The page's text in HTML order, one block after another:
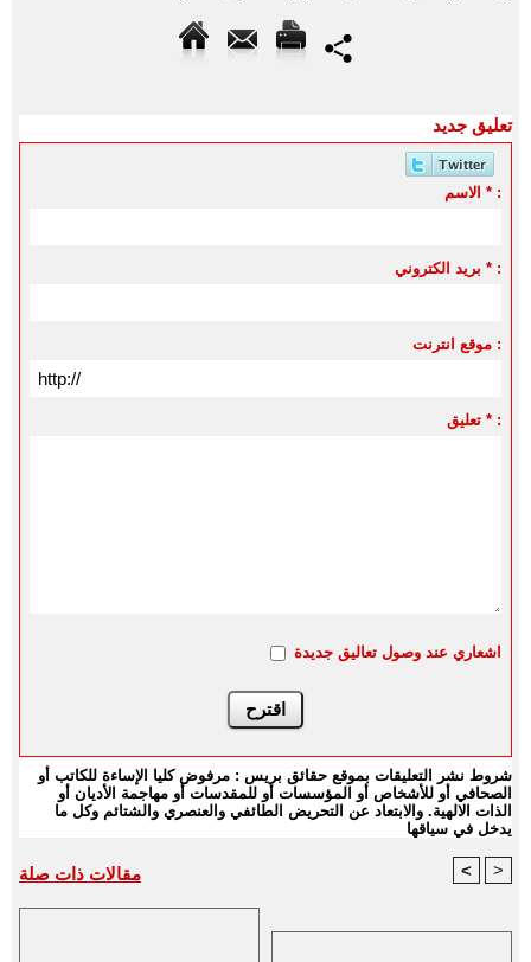
تعليق جديد
الاسم * :
بريد الكتروني * :
موقع انترنت :
تعليق * :
اشعاري عند وصول تعاليق جديدة
شروط نشر التعليقات بموقع حقائق بريس : مرفوض كليا الإساءة للكاتب أو
الصحافي أو للأشخاص أو المؤسسات أو للمقدسات أو مهاجمة الأديان أو
الذات الالهية. والابتعاد عن التحريض الطائفي والعنصري والشتائم وكل ما
يدخل في سياقها
مقالات ذات صلة < >